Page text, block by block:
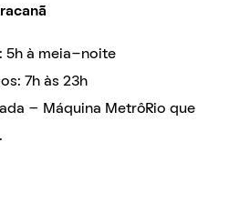
5h à meia-noite
7h às 23h
– Máquina MetrôRio que